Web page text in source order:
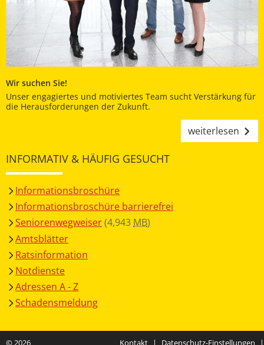
Wir suchen Sie!
Unser engagiertes und motiviertes Team sucht Verstärkung für
die Herausforderungen der Zukunft.
weiterlesen
INFORMATIV & HÄUFIG GESUCHT
Informationsbroschüre
Informationsbroschüre barrierefrei
Seniorenwegweiser(4,943MB)
Amtsblätter
Ratsinformation
Notdienste
Adressen A - Z
Schadensmeldung